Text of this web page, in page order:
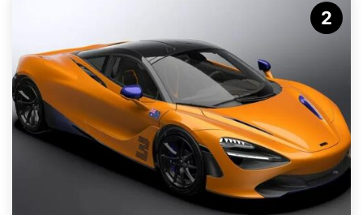
2